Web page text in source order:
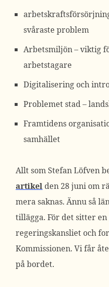
svåraste problem
Arbetsmiljön – viktig
arbetstagare
Digitalisering och
Problemet stad –
Framtidens
samhället
Allt som Stefan Löfven
artikel den 28 juni om
mera saknas. Ännu så
tillägga. För det sitter
regeringskansliet och
Kommissionen. Vi får
på bordet.